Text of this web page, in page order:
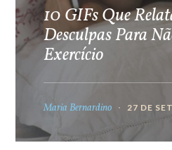
10 GIFs Que
Desculpas Para
Exercício
Maria Bernardino 27 DE